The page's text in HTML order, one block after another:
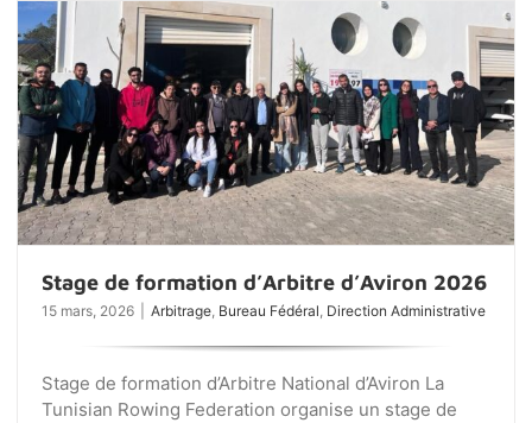
Stage de formation d’Arbitre d’Aviron 2026
15 mars, 2026 Arbitrage, Bureau Fédéral, Direction Administrative
Stage de formation d’Arbitre National d’Aviron La
Tunisian Rowing Federation organise un stage de